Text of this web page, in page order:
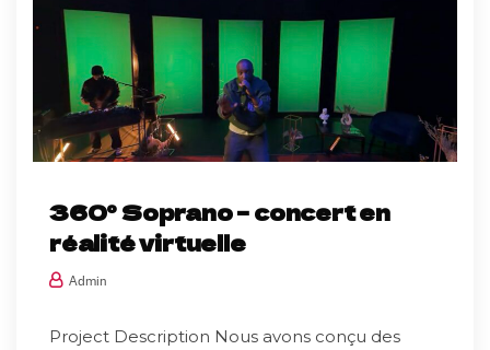
360° Soprano – concert en
réalité virtuelle
Admin
Project Description Nous avons conçu des